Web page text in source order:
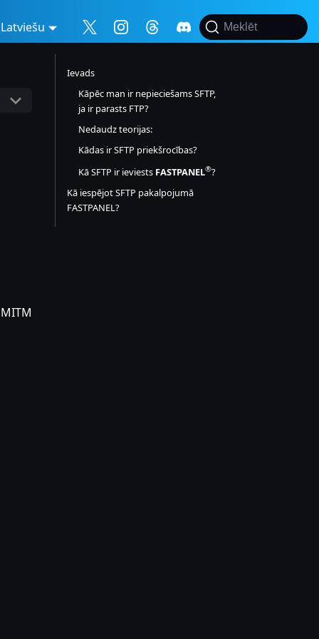
Latviešu Meklēt
Ievads
Kāpēc man ir nepieciešams SFTP,
ja ir parasts FTP?
Nedaudz teorijas:
Kādas ir SFTP priekšrocības?
Kā SFTP ir ieviests FASTPANEL®?
Kā iespējot SFTP pakalpojumā
FASTPANEL?